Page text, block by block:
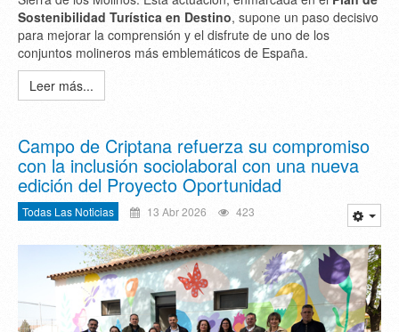
Sostenibilidad Turística en Destino, supone un paso decisivo
para mejorar la comprensión y el disfrute de uno de los
conjuntos molineros más emblemáticos de España.
Leer más...
Campo de Criptana refuerza su compromiso
con la inclusión sociolaboral con una nueva
edición del Proyecto Oportunidad
Todas Las Noticias 13 Abr 2026 423